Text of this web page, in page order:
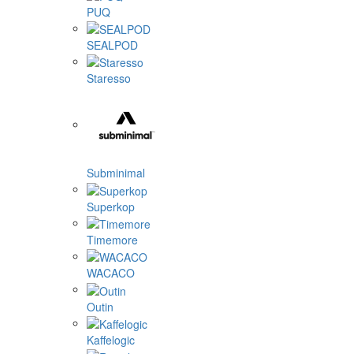
PUQ
SEALPOD
Staresso
Subminimal
Superkop
Timemore
WACACO
Outin
Kaffelogic